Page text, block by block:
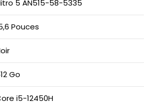
5 AN515-58-5335
Pouces
Go
i5-12450H